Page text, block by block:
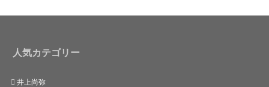
人気カテゴリー
井上尚弥